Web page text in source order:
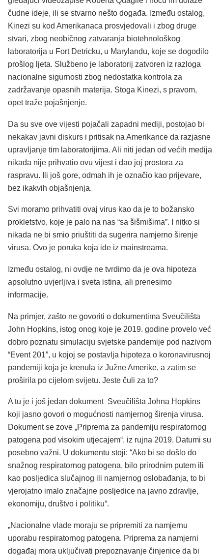
čudne ideje, ili se stvarno nešto događa. Između ostalog,
Kinezi su kod Amerikanaca prosvjedovali i zbog druge
stvari, zbog neobičnog zatvaranja biotehnološkog
laboratorija u Fort Detricku, u Marylandu, koje se dogodilo
prošlog ljeta. Službeno je laboratorij zatvoren iz razloga
nacionalne sigurnosti zbog nedostatka kontrola za
zadržavanje opasnih materija. Stoga Kinezi, s pravom,
opet traže pojašnjenje.
Da su sve ove vijesti pojačali zapadni mediji, postojao bi
nekakav javni diskurs i pritisak na Amerikance da razjasne
upravljanje tim laboratorijima. Ali niti jedan od većih medija
nikada nije prihvatio ovu vijest i dao joj prostora za
raspravu. Ili još gore, odmah ih je označio kao prijevare,
bez ikakvih objašnjenja.
Svi moramo prihvatiti ovaj virus kao da je to božansko
prokletstvo, koje je palo na nas “sa šišmišima”. I nitko si
nikada ne bi smio priuštiti da sugerira namjerno širenje
virusa. Ovo je poruka koja ide iz mainstreama.
Između ostalog, ni ovdje ne tvrdimo da je ova hipoteza
apsolutno uvjerljiva i sveta istina, ali prenesimo
informacije.
Na primjer, zašto ne govoriti o dokumentima Sveučilišta
John Hopkins, istog onog koje je 2019. godine provelo već
dobro poznatu simulaciju svjetske pandemije pod nazivom
“Event 201”, u kojoj se postavlja hipoteza o koronavirusnoj
pandemiji koja je krenula iz Južne Amerike, a zatim se
proširila po cijelom svijetu. Jeste čuli za to?
A tu je i još jedan dokument Sveučilišta Johna Hopkins
koji jasno govori o mogućnosti namjernog širenja virusa.
Dokument se zove „Priprema za pandemiju respiratornog
patogena pod visokim utjecajem“, iz rujna 2019. Datumi su
posebno važni. U dokumentu stoji: “Ako bi se došlo do
snažnog respiratornog patogena, bilo prirodnim putem ili
kao posljedica slučajnog ili namjernog oslobađanja, to bi
vjerojatno imalo značajne posljedice na javno zdravlje,
ekonomiju, društvo i politiku“.
„Nacionalne vlade moraju se pripremiti za namjernu
uporabu respiratornog patogena. Priprema za namjerni
događaj mora uključivati prepoznavanje činjenice da bi